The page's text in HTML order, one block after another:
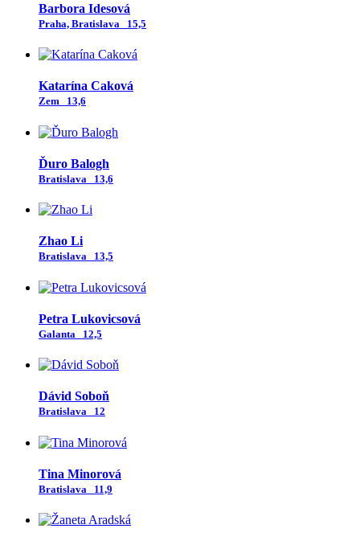
Barbora Idesová
Praha, Bratislava 15,5
Katarína Caková
Zem 13,6
Ďuro Balogh
Bratislava 13,6
Zhao Li
Bratislava 13,5
Petra Lukovicsová
Galanta 12,5
Dávid Soboň
Bratislava 12
Tina Minorová
Bratislava 11,9